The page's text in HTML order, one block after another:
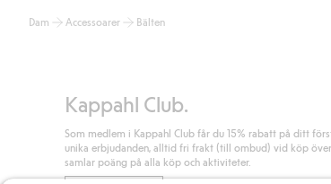
Läs mer
klicka på "Slutför köp" godkänner du Kappahls
Dam Accessoarer Bälten
Kappahl Club.
Som medlem i Kappahl Club får du 15% rabatt på ditt
unika erbjudanden, alltid fri frakt (till ombud) vid köp
samlar poäng på alla köp och aktiviteter.